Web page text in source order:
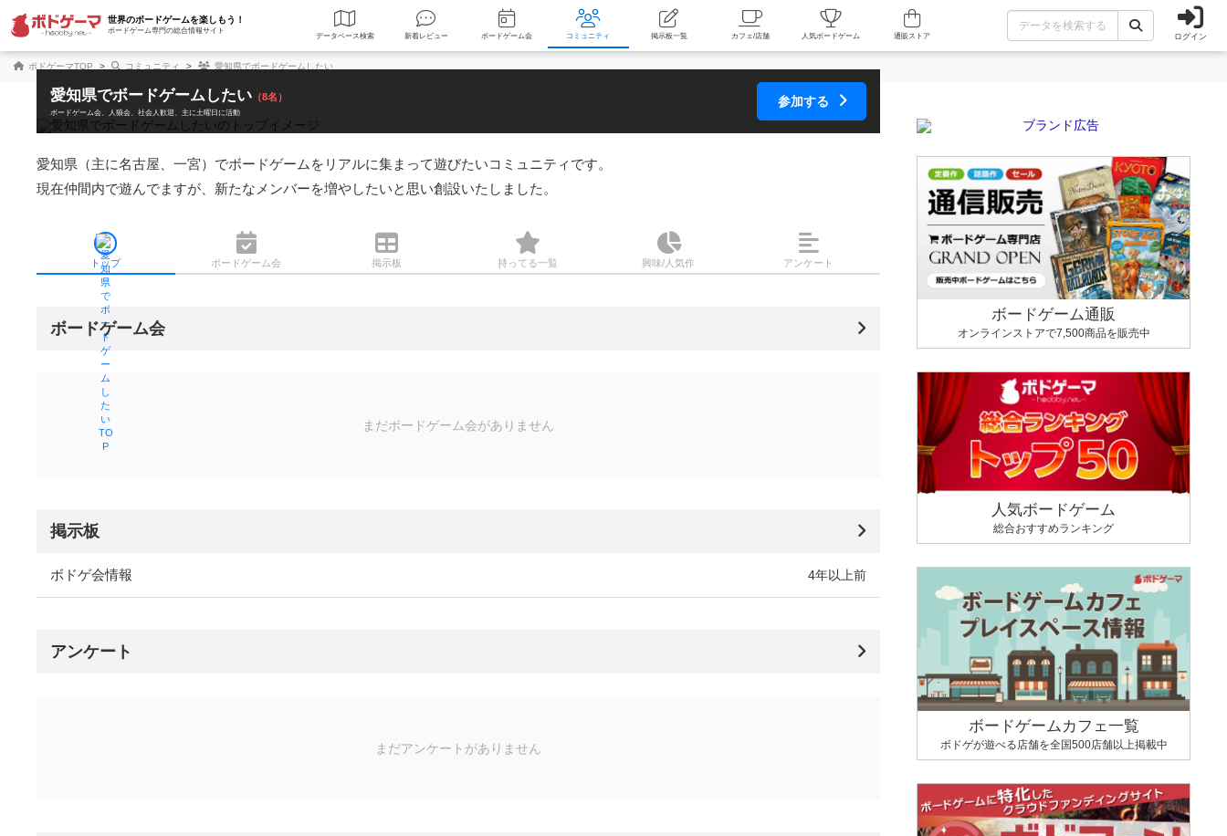
世界のボードゲームを楽しもう！
ボードゲーム専門の総合情報サイト
データベース 検索 新着レビュー ボードゲーム会 コミュニティ 掲示板一覧 カフェ/店舗 人気ボードゲーム 通販ストア ログイン
ボドゲーマTOP コミュニティ 愛知県でボードゲームしたい
愛知県でボードゲームしたい （8名）
ボードゲーム会 人狼会 社会人歓迎 主に土曜日に活動
参加する
愛知県（主に名古屋、一宮）でボードゲームをリアルに集まって遊びたいコミュニティです。
現在仲間内で遊んでますが、新たなメンバーを増やしたいと思い創設いたしました。
トップ ボードゲーム会 掲示板 持ってる一覧 興味/人気作 アンケート
ボードゲーム会
まだボードゲーム会がありません
掲示板
ボドゲ会情報 4年以上前
アンケート
まだアンケートがありません
ボードゲーム通販
オンラインストアで7,500商品を販売中
人気ボードゲーム
総合おすすめランキング
ボードゲームカフェ一覧
ボドゲが遊べる店舗を全国500店舗以上掲載中